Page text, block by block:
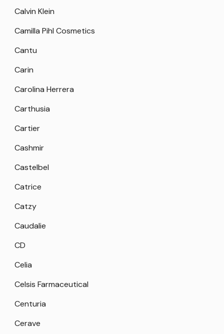
Calvin Klein
Camilla Pihl Cosmetics
Cantu
Carin
Carolina Herrera
Carthusia
Cartier
Cashmir
Castelbel
Catrice
Catzy
Caudalie
CD
Celia
Celsis Farmaceutical
Centuria
Cerave